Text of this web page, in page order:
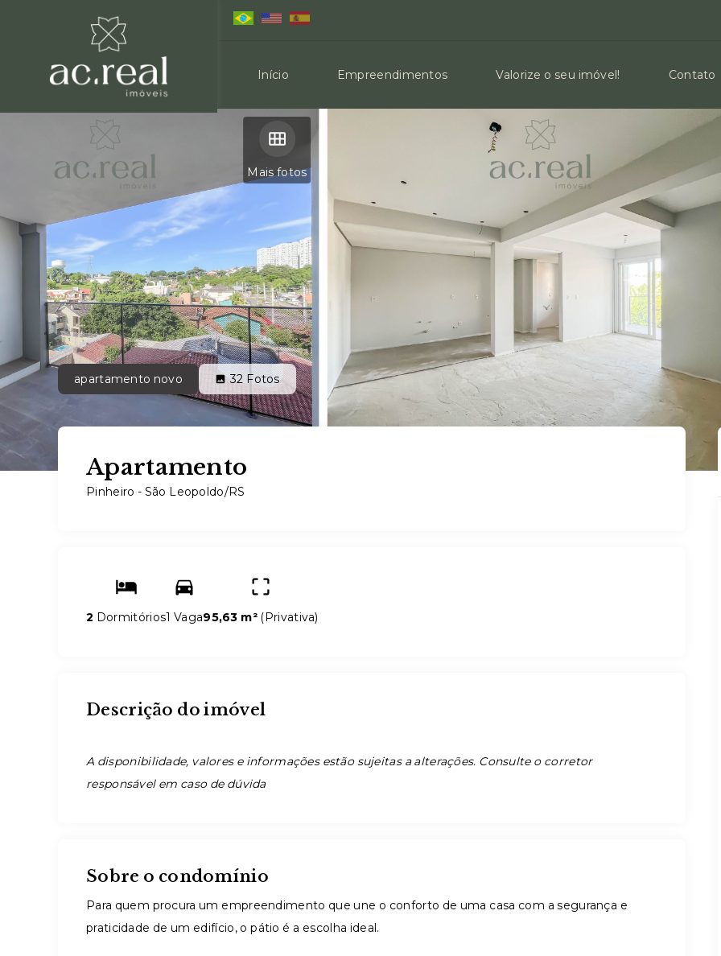
Início Empreendimentos Valorize o seu imóvel! Contato
Mais fotos
apartamento novo 32 Fotos
Apartamento
Pinheiro - São Leopoldo/RS
2 Dormitórios1 Vaga95,63 m² (Privativa)
Descrição do imóvel
A disponibilidade, valores e informações estão sujeitas a alterações. Consulte o corretor
responsável em caso de dúvida
Sobre o condomínio
Para quem procura um empreendimento que une o conforto de uma casa com a segurança e
praticidade de um edifício, o pátio é a escolha ideal.